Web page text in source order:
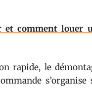
et comment louer
rapide, le